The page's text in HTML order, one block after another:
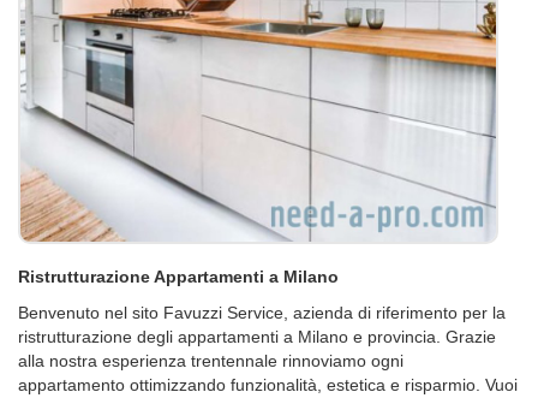
Ristrutturazione Appartamenti a Milano
Benvenuto nel sito Favuzzi Service, azienda di riferimento per la
ristrutturazione degli appartamenti a Milano e provincia. Grazie
alla nostra esperienza trentennale rinnoviamo ogni
appartamento ottimizzando funzionalità, estetica e risparmio. Vuoi